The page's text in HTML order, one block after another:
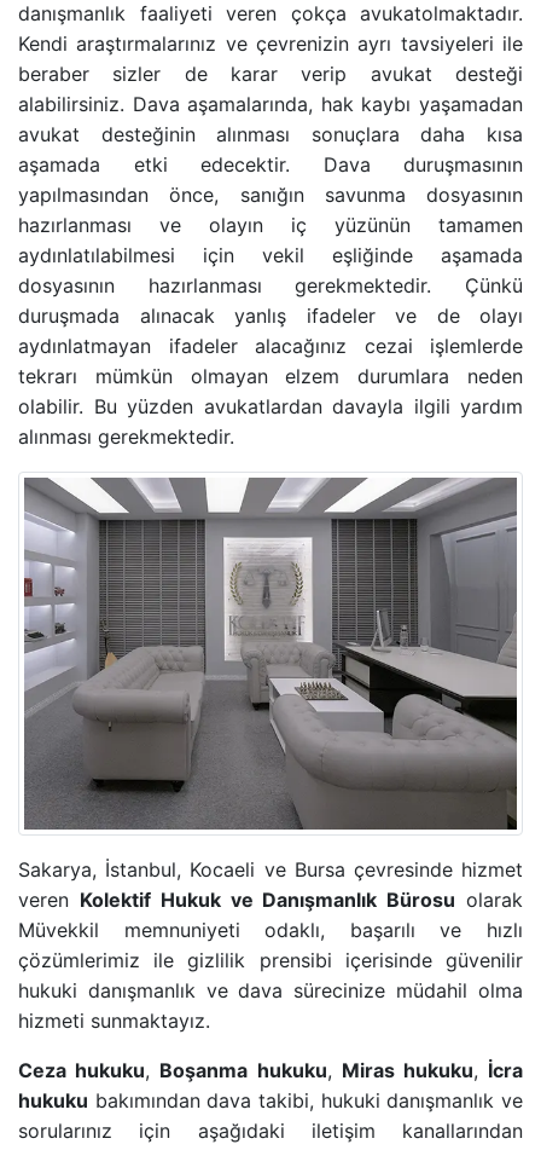
GAYRIMENKUL AVUKATI
HAKARET SUÇU
İZALE-I ŞUYU DAVASI
TAŞINMAZ SATIŞ VAADI SÖZLEŞMESI
ECRIMISIL DAVASI
KASTEN YARALAMA SUÇU
UYUŞTURUCU TICARETI DAVASI
ADLI KONTROL TEDBIRI
HIRSIZLIK SUÇU
KONUT DOKUNULMAZLIĞININ IHLALI SUÇU
KOVUŞTURMAYA YER OLMADIĞINA DAIR KARAR
ÖZEL HAYATIN GIZLILIĞI SUÇU
CINSEL TACIZ SUÇU
TASARRUFUN IPTALI DAVASI
YÜRÜTMENIN DURDURULMASI KARARI
HÜKMÜN AÇIKLANMASININ GERI BIRAKILMASI
TRAFIK CEZASINA ITIRAZ SÜRECI
TAŞINMAZ ALMAK SURETIYLE TÜRK
danışmanlık faaliyeti veren çokça avukatolmaktadır.
Kendi araştırmalarınız ve çevrenizin ayrı tavsiyeleri ile
beraber sizler de karar verip avukat desteği
alabilirsiniz. Dava aşamalarında, hak kaybı yaşamadan
avukat desteğinin alınması sonuçlara daha kısa
aşamada etki edecektir. Dava duruşmasının
yapılmasından önce, sanığın savunma dosyasının
hazırlanması ve olayın iç yüzünün tamamen
aydınlatılabilmesi için vekil eşliğinde aşamada
dosyasının hazırlanması gerekmektedir. Çünkü
duruşmada alınacak yanlış ifadeler ve de olayı
aydınlatmayan ifadeler alacağınız cezai işlemlerde
tekrarı mümkün olmayan elzem durumlara neden
olabilir. Bu yüzden avukatlardan davayla ilgili yardım
alınması gerekmektedir.
Sakarya, İstanbul, Kocaeli ve Bursa çevresinde hizmet
veren Kolektif Hukuk ve Danışmanlık Bürosu olarak
Müvekkil memnuniyeti odaklı, başarılı ve hızlı
çözümlerimiz ile gizlilik prensibi içerisinde güvenilir
hukuki danışmanlık ve dava sürecinize müdahil olma
hizmeti sunmaktayız.
Ceza hukuku, Boşanma hukuku, Miras hukuku, İcra
hukuku bakımından dava takibi, hukuki danışmanlık ve
sorularınız için aşağıdaki iletişim kanallarından